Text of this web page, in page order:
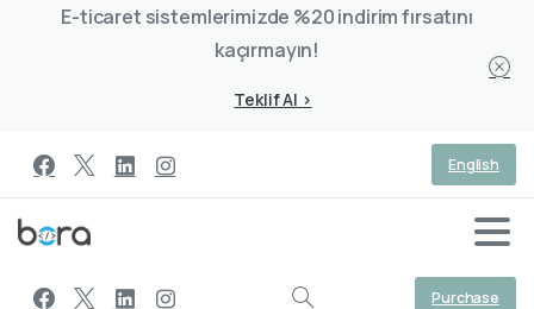
E-ticaret sistemlerimizde %20 indirim fırsatını
kaçırmayın!
Teklif Al >
English
Purchase